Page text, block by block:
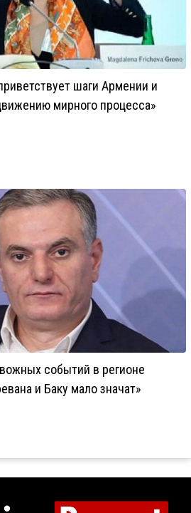
шаги Армении и
мирного процесса»
событий в регионе
и Баку мало значат»